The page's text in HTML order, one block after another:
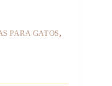
PARA GATOS,